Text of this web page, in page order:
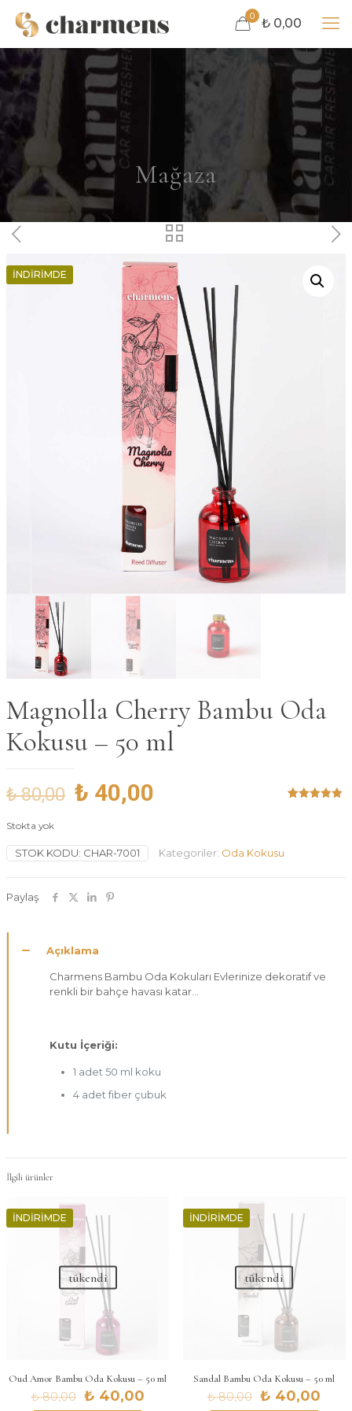
0 ₺ 0,00
Mağaza
İNDIRIMDE
Magnolla Cherry Bambu Oda
Kokusu – 50 ml
₺80,00 Orijinal
₺ 80,00.
₺ 40,00
₺ 40,00.
Stokta yok
STOK KODU: CHAR-7001 Kategoriler: Oda Kokusu
Paylaş
Açıklama
Charmens Bambu Oda Kokuları Evlerinize dekoratif ve
renkli bir bahçe havası katar…
Kutu İçeriği:
1 adet 50 ml koku
4 adet fiber çubuk
İlgili ürünler
İNDIRIMDE
tükendi
Oud Amor Bambu Oda Kokusu – 50 ml
₺80,00 Orijinal
₺ 40,00Şu
İNDIRIMDE
tükendi
Sandal Bambu Oda Kokusu – 50 ml
₺80,00 Orijinal
₺ 40,00